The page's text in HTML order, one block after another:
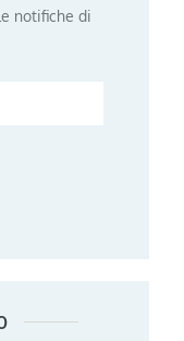
notifiche di